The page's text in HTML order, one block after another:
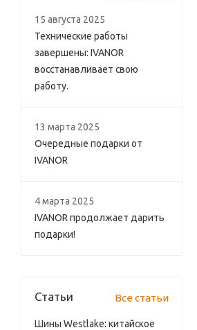
15 августа 2025
Технические работы
завершены: IVANOR
восстанавливает свою
работу.
13 марта 2025
Очередные подарки от
IVANOR
4 марта 2025
IVANOR продолжает дарить
подарки!
Статьи Все статьи
Шины Westlake: китайское